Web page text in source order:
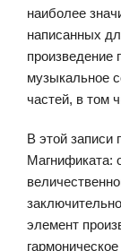
наиболее
написанных
произведение
музыкальное
частей, в том
В этой записи
Магнификата:
элемент